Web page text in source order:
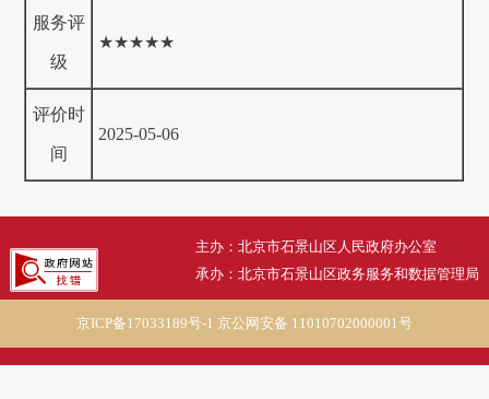
服务评
级
★★★★★
评价时
间
2025-05-06
主办：北京市石景山区人民政府办公室
承办：北京市石景山区政务服务和数据管理局
京ICP备17033189号-1 京公网安备 11010702000001号